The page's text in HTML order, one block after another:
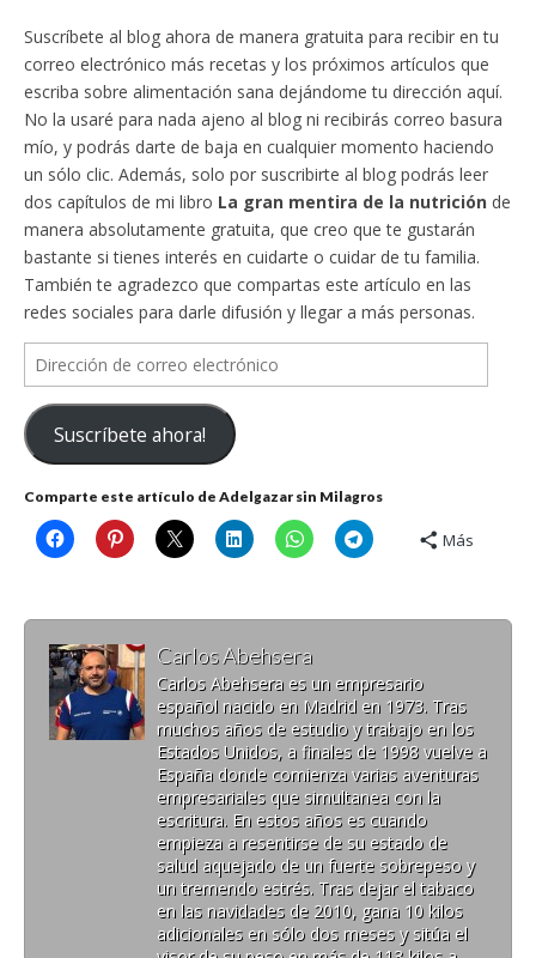
Suscríbete al blog ahora de manera gratuita para recibir en tu
correo electrónico más recetas y los próximos artículos que
escriba sobre alimentación sana dejándome tu dirección aquí.
No la usaré para nada ajeno al blog ni recibirás correo basura
mío, y podrás darte de baja en cualquier momento haciendo
un sólo clic. Además, solo por suscribirte al blog podrás leer
dos capítulos de mi libro La gran mentira de la nutrición de
manera absolutamente gratuita, que creo que te gustarán
bastante si tienes interés en cuidarte o cuidar de tu familia.
También te agradezco que compartas este artículo en las
redes sociales para darle difusión y llegar a más personas.
Dirección
de
correo
electrónico
Suscríbete ahora!
Comparte este artículo de Adelgazar sin Milagros
Más
Carlos Abehsera
Carlos Abehsera es un empresario
español nacido en Madrid en 1973. Tras
muchos años de estudio y trabajo en los
Estados Unidos, a finales de 1998 vuelve a
España donde comienza varias aventuras
empresariales que simultanea con la
escritura. En estos años es cuando
empieza a resentirse de su estado de
salud aquejado de un fuerte sobrepeso y
un tremendo estrés. Tras dejar el tabaco
en las navidades de 2010, gana 10 kilos
adicionales en sólo dos meses y sitúa el